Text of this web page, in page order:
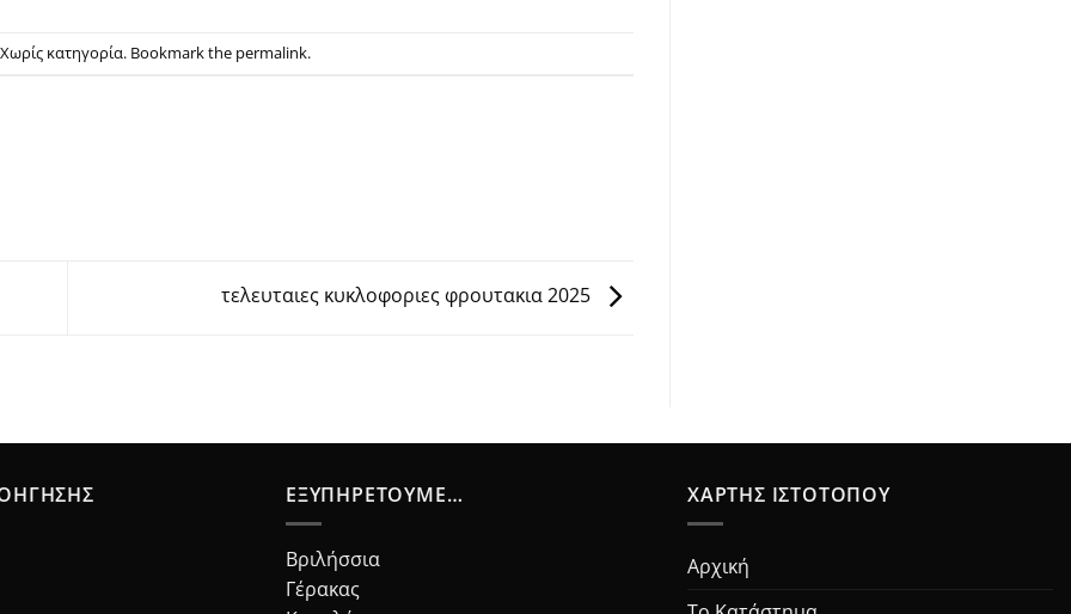
κατηγορία. Bookmark the permalink.
τελευταιες κυκλοφοριες φρουτακια 2025
ΕΞΥΠΗΡΕΤΟΎΜΕ…
Βριλήσσια
Γέρακας
ΧΆΡΤΗΣ ΙΣΤΟΤΌΠΟΥ
Αρχική